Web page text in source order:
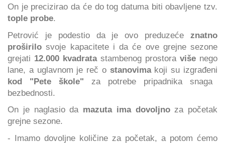
On je precizirao da će do tog datuma biti obavljene tzv.
tople probe.
Petrović je podestio da je ovo preduzeće znatno
proširilo svoje kapacitete i da će ove grejne sezone
grejati 12.000 kvadratastambenog prostora više nego
lane, a uglavnom je reč o stanovima koji su izgrađeni
kod "Pete škole" za potrebe pripadnika snaga
bezbednosti.
On je naglasio da mazuta ima dovoljnoza početak
grejne sezone.
- Imamo dovoljne količine za početak, a potom ćemo